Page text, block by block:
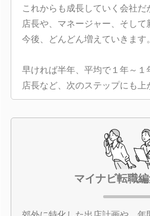
これからも成長していく会社だ
店長や、マネージャー、そして
今後、どんどん増えていきます。
早ければ半年、平均で１年～１
店長など、次のステップにも上
マイナビ転職